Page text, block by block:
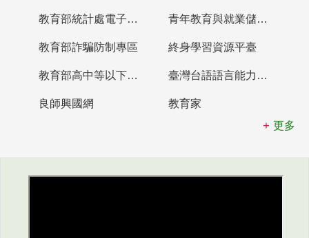
教育部統計處電子書櫃 青年教育與就業儲蓄帳戶
教育部詐騙防制專區 終身學習資源平臺
教育部高中等以下學校及幼兒園教師資格檢定考試 臺灣台語語言能力認證網站
良師興國網
教育家
更多